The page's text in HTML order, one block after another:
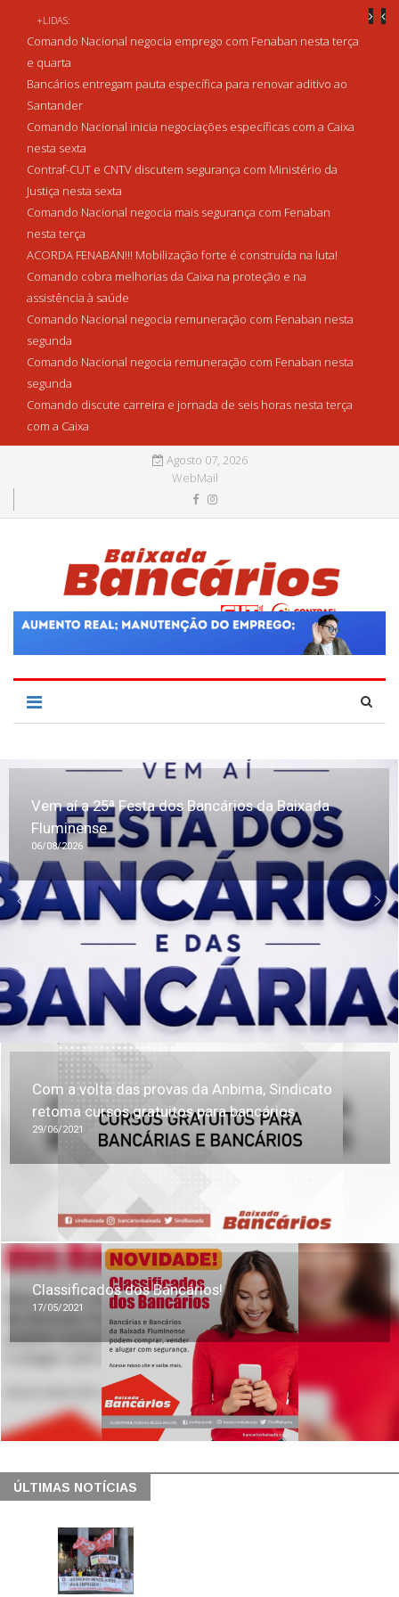
+LIDAS:
Comando Nacional negocia emprego com Fenaban nesta terça
e quarta
Bancários entregam pauta específica para renovar aditivo ao
Santander
Comando Nacional inicia negociações específicas com a Caixa
nesta sexta
Contraf-CUT e CNTV discutem segurança com Ministério da
Justiça nesta sexta
Comando Nacional negocia mais segurança com Fenaban
nesta terça
ACORDA FENABAN!!! Mobilização forte é construída na luta!
Comando cobra melhorias da Caixa na proteção e na
assistência à saúde
Comando Nacional negocia remuneração com Fenaban nesta
segunda
Comando Nacional negocia remuneração com Fenaban nesta
segunda
Comando discute carreira e jornada de seis horas nesta terça
com a Caixa
Agosto 07, 2026
WebMail
Vem aí a 25ª Festa dos Bancários da Baixada
Fluminense
06/08/2026
Com a volta das provas da Anbima, Sindicato
retoma cursos gratuitos para bancários
29/06/2021
Classificados dos Bancários!
17/05/2021
ÚLTIMAS NOTÍCIAS